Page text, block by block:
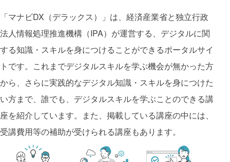
「マナビDX（デラックス）」は、経済産業省と独立行政
法人情報処理推進機構（IPA）が運営する、デジタルに関
する知識・スキルを身につけることができるポータルサイ
トです。これまでデジタルスキルを学ぶ機会が無かった方
から、さらに実践的なデジタル知識・スキルを身につけた
い方まで、誰でも、デジタルスキルを学ぶことのできる講
座を紹介しています。また、掲載している講座の中には、
受講費用等の補助が受けられる講座もあります。